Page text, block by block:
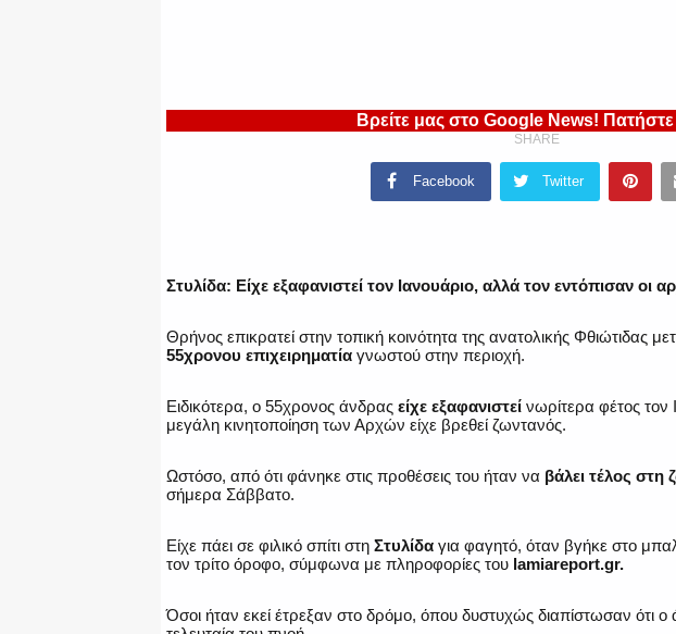
Βρείτε μας στο Google News!
SHARE
Facebook Twitter
Στυλίδα: Είχε εξαφανιστεί τον Ιανουάριο, αλλά τον εντόπισαν οι
Θρήνος επικρατεί στην τοπική κοινότητα της ανατολικής Φθιώτιδας
55χρονου επιχειρηματία γνωστού στην περιοχή.
Ειδικότερα, ο 55χρονος άνδρας είχε εξαφανιστεί νωρίτερα φέτος
μεγάλη κινητοποίηση των Αρχών είχε βρεθεί ζωντανός.
Ωστόσο, από ότι φάνηκε στις προθέσεις του ήταν να βάλει τέλος στη
σήμερα Σάββατο.
Είχε πάει σε φιλικό σπίτι στη Στυλίδα για φαγητό, όταν βγήκε στο
τον τρίτο όροφο, σύμφωνα με πληροφορίες του lamiareport.gr.
Όσοι ήταν εκεί έτρεξαν στο δρόμο, όπου δυστυχώς διαπίστωσαν ότι ο